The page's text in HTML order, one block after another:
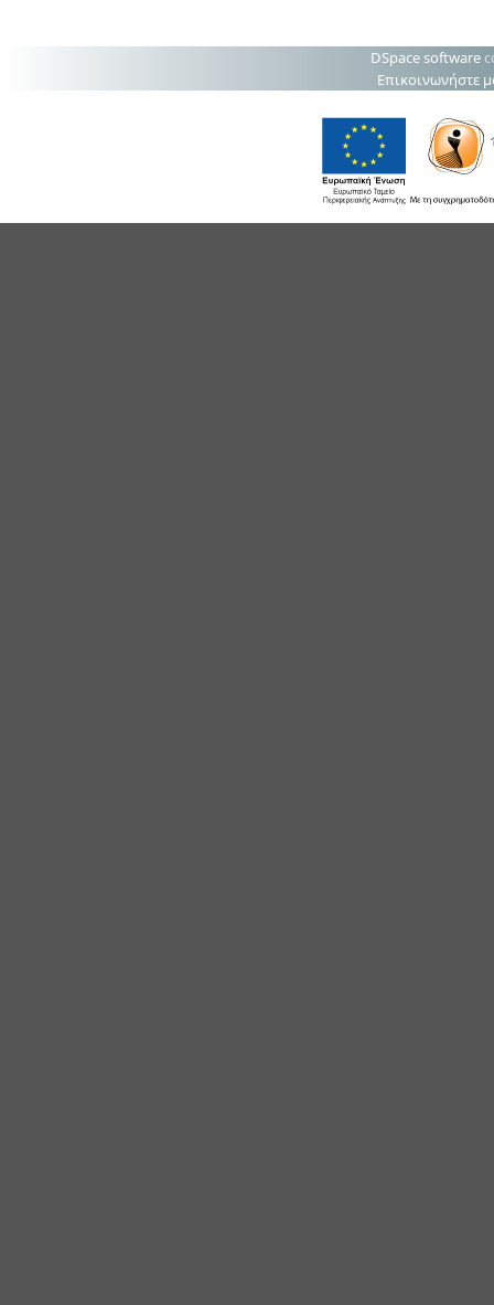
DSpace software
Επικοινωνήστε